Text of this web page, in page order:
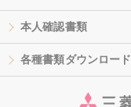
本人確認書類
各種書類ダウンロード